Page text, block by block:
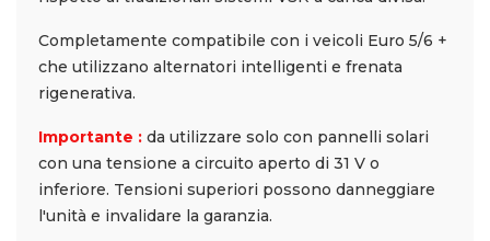
Completamente compatibile con i veicoli Euro 5/6 +
che utilizzano alternatori intelligenti e frenata
rigenerativa.
Importante : da utilizzare solo con pannelli solari
con una tensione a circuito aperto di 31 V o
inferiore. Tensioni superiori possono danneggiare
l'unità e invalidare la garanzia.